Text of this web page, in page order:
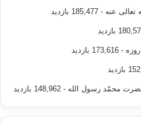
عنه - 185,477 بازدید
- 173,616 بازدید
محمّد رسول الله - 148,962 بازدید